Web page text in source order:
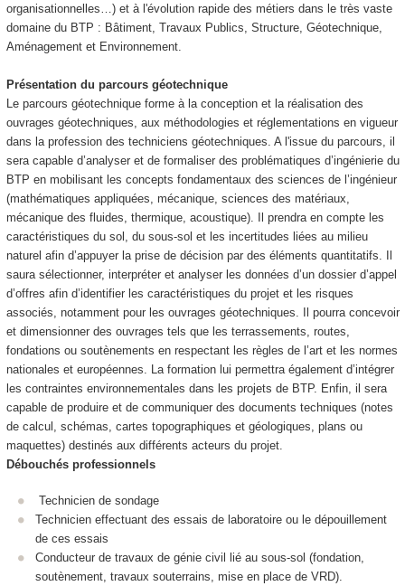
organisationnelles…) et à l'évolution rapide des métiers dans le très vaste
domaine du BTP : Bâtiment, Travaux Publics, Structure, Géotechnique,
Aménagement et Environnement.
Présentation du parcours géotechnique
Le parcours géotechnique forme à la conception et la réalisation des
ouvrages géotechniques, aux méthodologies et réglementations en vigueur
dans la profession des techniciens géotechniques. A l'issue du parcours, il
sera capable d’analyser et de formaliser des problématiques d’ingénierie du
BTP en mobilisant les concepts fondamentaux des sciences de l’ingénieur
(mathématiques appliquées, mécanique, sciences des matériaux,
mécanique des fluides, thermique, acoustique). Il prendra en compte les
caractéristiques du sol, du sous-sol et les incertitudes liées au milieu
naturel afin d’appuyer la prise de décision par des éléments quantitatifs. Il
saura sélectionner, interpréter et analyser les données d’un dossier d’appel
d’offres afin d’identifier les caractéristiques du projet et les risques
associés, notamment pour les ouvrages géotechniques. Il pourra concevoir
et dimensionner des ouvrages tels que les terrassements, routes,
fondations ou soutènements en respectant les règles de l’art et les normes
nationales et européennes. La formation lui permettra également d’intégrer
les contraintes environnementales dans les projets de BTP. Enfin, il sera
capable de produire et de communiquer des documents techniques (notes
de calcul, schémas, cartes topographiques et géologiques, plans ou
maquettes) destinés aux différents acteurs du projet.
Débouchés professionnels
Technicien de sondage
Technicien effectuant des essais de laboratoire ou le dépouillement
de ces essais
Conducteur de travaux de génie civil lié au sous-sol (fondation,
soutènement, travaux souterrains, mise en place de VRD).